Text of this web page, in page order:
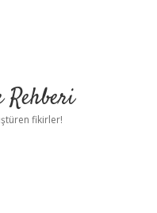
Rehberi
fikirler!